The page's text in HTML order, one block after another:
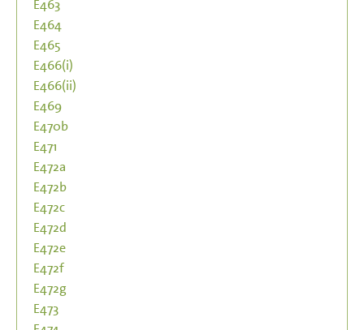
E463
E464
E465
E466(i)
E466(ii)
E469
E470b
E471
E472a
E472b
E472c
E472d
E472e
E472f
E472g
E473